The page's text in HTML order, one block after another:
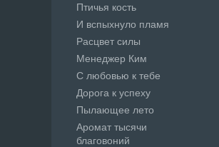
Птичья кость
И вспыхнуло пламя
Расцвет силы
Менеджер Ким
С любовью к тебе
Дорога к успеху
Пылающее лето
Аромат тысячи
благовоний